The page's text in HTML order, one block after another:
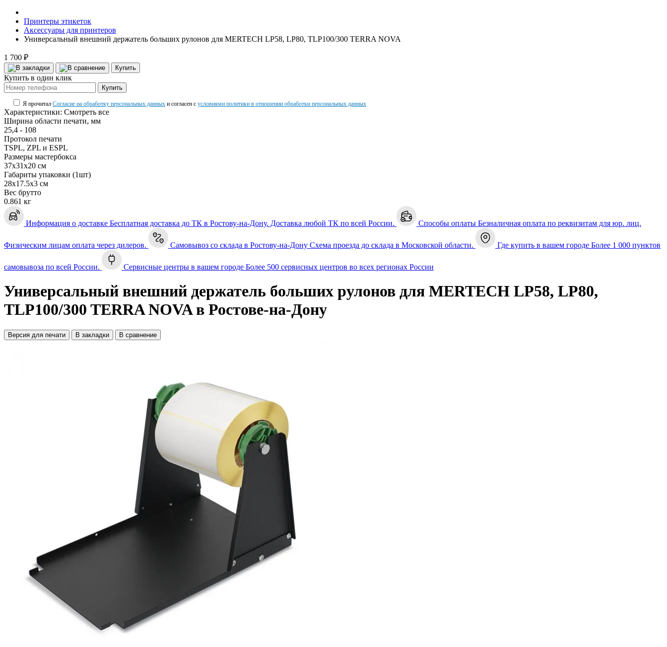
Принтеры этикеток
Аксессуары для принтеров
Универсальный внешний держатель больших рулонов для MERTECH LP58, LP80, TLP100/300 TERRA NOVA
1 700 ₽
Купить
Купить в один клик
Купить
Я прочитал Согласие на обработку персональных данных и согласен с условиями политики в отношении обработки персональных данных
Характеристики: Смотреть все
Ширина области печати, мм
25,4 - 108
Протокол печати
TSPL, ZPL и ESPL
Размеры мастербокса
37х31х20 см
Габариты упаковки (1шт)
28х17.5х3 см
Вес брутто
0.861 кг
Информация о доставке Бесплатная доставка до ТК в Ростову-на-Дону. Доставка любой ТК по всей России. Способы оплаты Безналичная оплата по реквизитам для юр. лиц.
Физическим лицам оплата через дилеров. Самовывоз со склада в Ростову-на-Дону Схема проезда до склада в Московской области. Где купить в вашем городе Более 1 000 пунктов
самовывоза по всей России. Сервисные центры в вашем городе Более 500 сервисных центров во всех регионах России
Универсальный внешний держатель больших рулонов для MERTECH LP58, LP80,
TLP100/300 TERRA NOVA в Ростове-на-Дону
Версия для печати В закладки В сравнение